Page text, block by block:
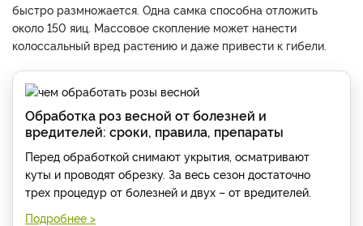
быстро размножается. Одна самка способна отложить
около 150 яиц. Массовое скопление может нанести
колоссальный вред растению и даже привести к гибели.
Обработка роз весной от болезней и
вредителей: сроки, правила, препараты
Перед обработкой снимают укрытия, осматривают
куты и проводят обрезку. За весь сезон достаточно
трех процедур от болезней и двух – от вредителей.
Подробнее >